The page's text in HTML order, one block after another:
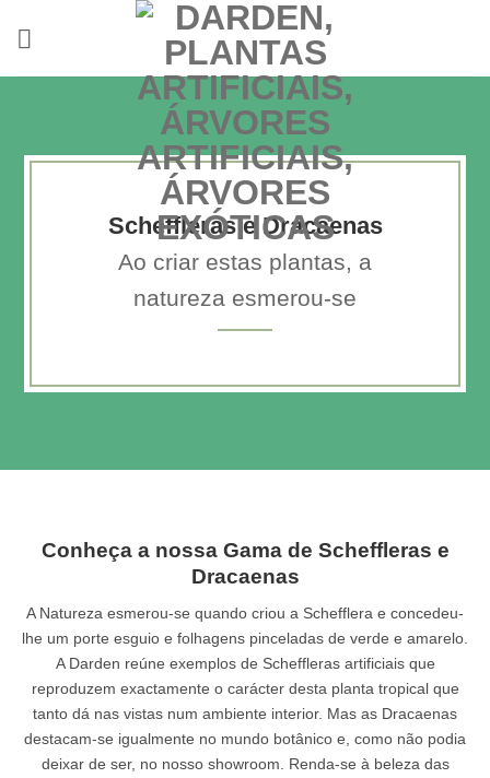
Scheffleras e Dracaenas
Ao criar estas plantas, a
natureza esmerou-se
Conheça a nossa Gama de Scheffleras e
Dracaenas
A Natureza esmerou-se quando criou a Schefflera e concedeu-
lhe um porte esguio e folhagens pinceladas de verde e amarelo.
A Darden reúne exemplos de Scheffleras artificiais que
reproduzem exactamente o carácter desta planta tropical que
tanto dá nas vistas num ambiente interior. Mas as Dracaenas
destacam-se igualmente no mundo botânico e, como não podia
deixar de ser, no nosso showroom. Renda-se à beleza das